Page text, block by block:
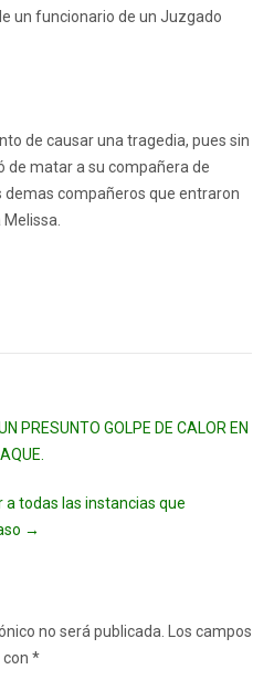
un funcionario de un Juzgado
de causar una tragedia, pues sin
de matar a su compañera de
demas compañeros que entraron
PRESUNTO GOLPE DE CALOR EN
todas las instancias que
→
no será publicada.
Los campos
*